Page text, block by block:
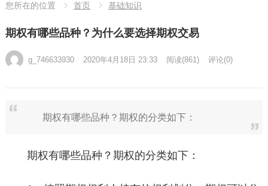
您所在的位置 首页 基础知识
期权有哪些品种？为什么要选择期权交易
g_746633930 2020年4月18日 23:33 阅读(861) 评论(0)
期权有哪些品种？期权的分类如下：
期权有哪些品种？期权的分类如下：